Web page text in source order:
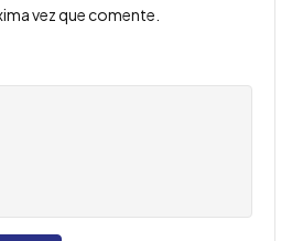
vez que comente.